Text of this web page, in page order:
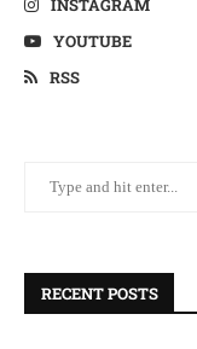
INSTAGRAM
YOUTUBE
RSS
RECENT POSTS